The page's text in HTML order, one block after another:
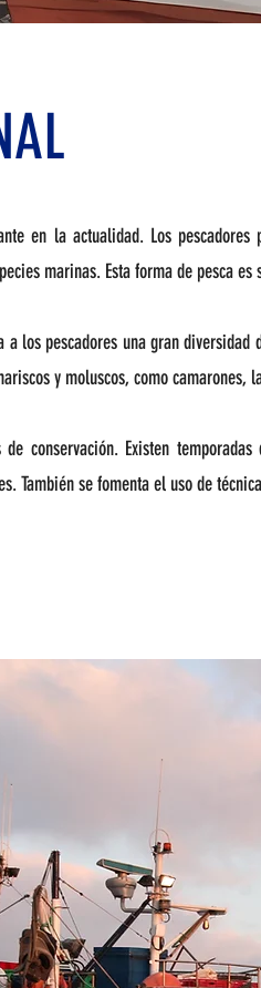
en la actualidad. Los pescadores
marinas. Esta forma de pesca es
los pescadores una gran diversidad
y moluscos, como camarones,
conservación. Existen
También se fomenta el uso de